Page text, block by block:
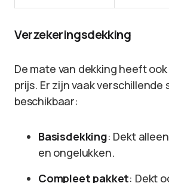
Verzekeringsdekking
De mate van dekking heeft
prijs. Er zijn vaak verschillende
beschikbaar:
Basisdekking: Dekt
en ongelukken.
Compleet pakket: Dekt